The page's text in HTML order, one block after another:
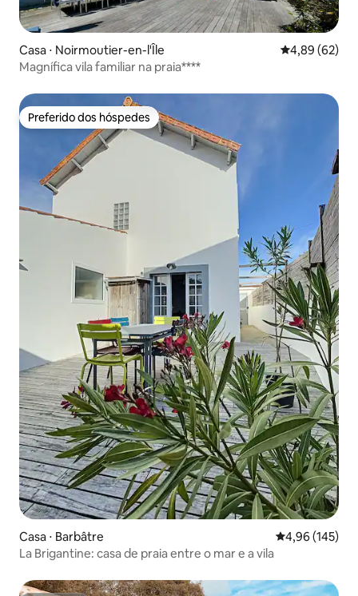
Casa ⋅ Noirmoutier-en-l'Île 4,89 de uma
4,89 (62)
Magnífica vila familiar na praia****
Preferido dos hóspedes
Preferido dos hóspedes
Casa ⋅ Barbâtre 4,96 de uma
4,96 (145)
La Brigantine: casa de praia entre o mar e a vila